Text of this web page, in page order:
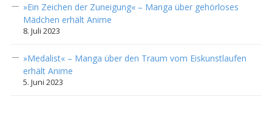
»Ein Zeichen der Zuneigung« – Manga über gehörloses
Mädchen erhält Anime
8. Juli 2023
»Medalist« – Manga über den Traum vom Eiskunstlaufen
erhält Anime
5. Juni 2023